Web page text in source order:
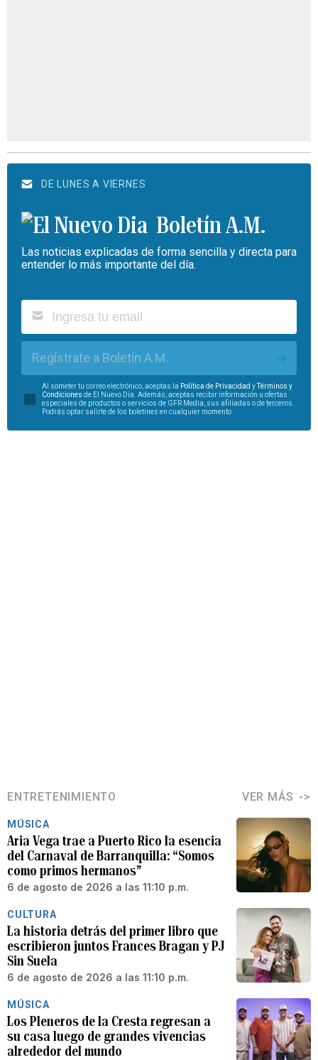
DE LUNES A VIERNES
Boletín A.M.
Las noticias explicadas de forma sencilla y directa para
entender lo más importante del día.
Regístrate a Boletín A.M.
Al someter tu correo electrónico, aceptas la Política de Privacidad yTérminos y
Condiciones de El Nuevo Día. Además, aceptas recibir información u ofertas
especiales de productos o servicios de GFR Media, sus afiliadas o de terceros.
Podrás optar salirte de los boletines en cualquier momento.
ENTRETENIMIENTO VER MÁS
MÚSICA
Aria Vega trae a Puerto Rico la esencia
del Carnaval de Barranquilla: “Somos
como primos hermanos”
6 de agosto de 2026 a las 11:10 p.m.
CULTURA
La historia detrás del primer libro que
escribieron juntos Frances Bragan y PJ
Sin Suela
6 de agosto de 2026 a las 11:10 p.m.
MÚSICA
Los Pleneros de la Cresta regresan a
su casa luego de grandes vivencias
alrededor del mundo